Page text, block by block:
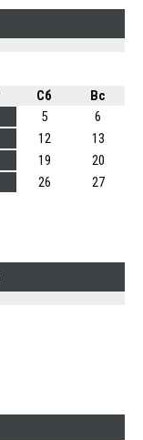
Сб
Вс
5
6
12
13
19
20
26
27